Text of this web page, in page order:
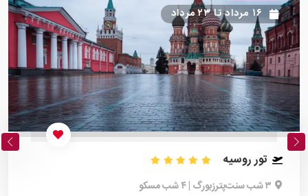
۱۶ مرداد تا۲۳ مرداد
تور روسیه
۳ شب سنت‌پترزبورگ | ۴ شب مسکو